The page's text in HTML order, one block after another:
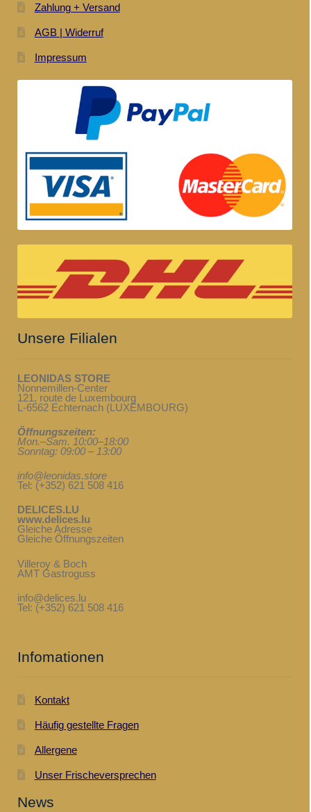
Zahlung + Versand
AGB | Widerruf
Impressum
Unsere Filialen
LEONIDAS STORE
Nonnemillen-Center
121, route de Luxembourg
L-6562 Echternach (LUXEMBOURG)
Öffnungszeiten:
Mon.–Sam. 10:00–18:00
Sonntag: 09:00 – 13:00
info@leonidas.store
Tel: (+352) 621 508 416
DELICES.LU
www.delices.lu
Gleiche Adresse
Gleiche Öffnungszeiten
Villeroy & Boch
AMT Gastroguss
info@delices.lu
Tel: (+352) 621 508 416
Infomationen
Kontakt
Häufig gestellte Fragen
Allergene
Unser Frischeversprechen
News